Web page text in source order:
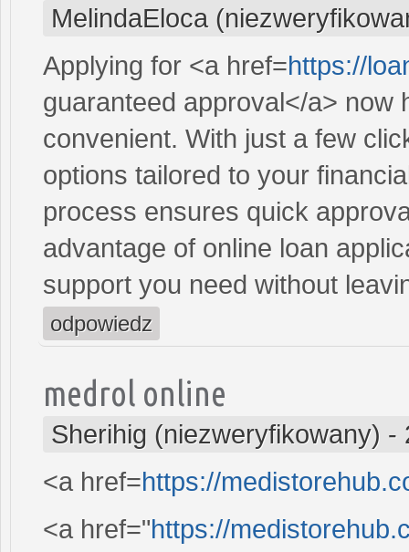
MelindaEloca
Applying for <a href=https://
guaranteed approval</a> now
convenient. With just a few
options tailored to your
process ensures quick
advantage of online loan
support you need without
odpowiedz
medrol online
Sherihig (niezweryfikowany) -
<a href=https://
<a href="https://